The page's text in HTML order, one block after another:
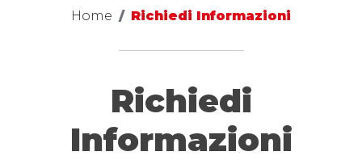
Home Richiedi Informazioni
Richiedi
Informazioni